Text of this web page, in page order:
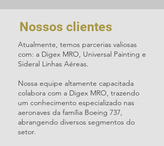
Nossos clientes
Atualmente, temos parcerias valiosas
com: a Digex MRO, Universal Painting e
Sideral Linhas Aéreas.
Nossa equipe altamente capacitada
colabora com a Digex MRO, trazendo
um conhecimento especializado nas
aeronaves da família Boeing 737,
abrangendo diversos segmentos do
setor.